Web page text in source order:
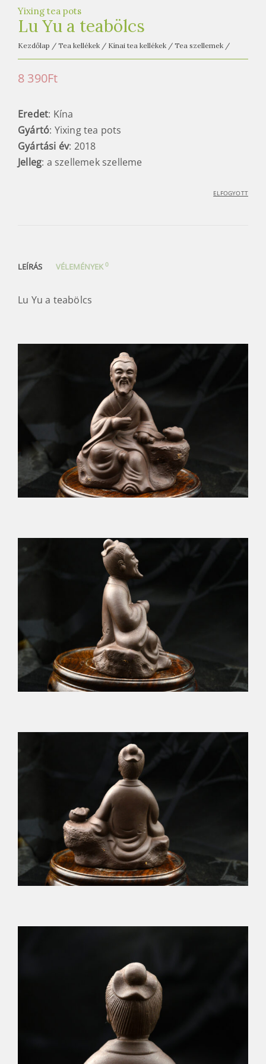
t
e
a
á
Yixing tea pots
Lu Yu a teabölcs
Kezdőlap / Tea kellékek / Kínai tea kellékek / Tea szellemek /
8 390Ft
Eredet: Kína
Gyártó: Yixing tea pots
Gyártási év: 2018
Jelleg: a szellemek szelleme
ELFOGYOTT
LEÍRÁS VÉLEMÉNYEK0
Lu Yu a teabölcs